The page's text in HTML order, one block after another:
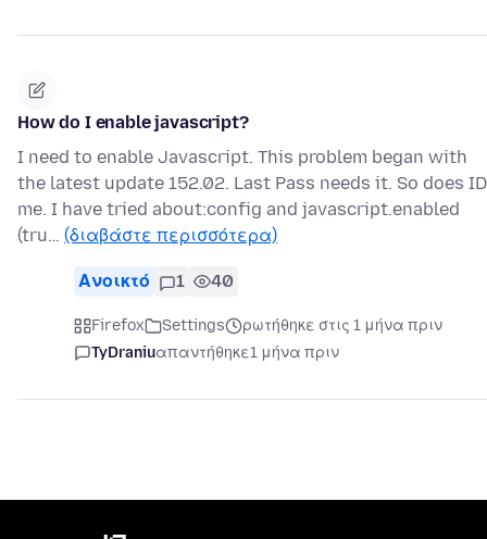
How do I enable javascript?
I need to enable Javascript. This problem began with
the latest update 152.02. Last Pass needs it. So does ID
me. I have tried about:config and javascript.enabled
(tru… (διαβάστε περισσότερα)
Ανοικτό 1 40
Firefox Settings
ρωτήθηκε στις 1 μήνα πριν
TyDraniuαπαντήθηκε1 μήνα πριν